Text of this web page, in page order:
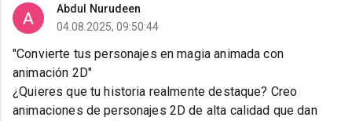
Abdul Nurudeen
04.08.2025, 09:50:44
"Convierte tus personajes en magia animada con
animación 2D"
¿Quieres que tu historia realmente destaque? Creo
animaciones de personajes 2D de alta calidad que dan